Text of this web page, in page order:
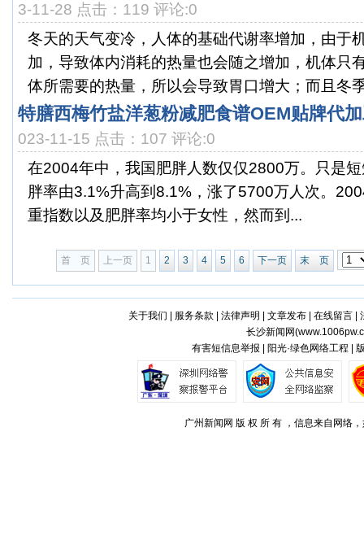
3-11-28 点击：119 评论:0
冬天的天气变冷，人体的基础代谢率增加，由于
加，导致体内消耗的热量也会随之增加，机体只
体所需要的热量，所以会导致胃口增大；而且冬
特膳西梅竹盐洋葱粉减肥食谱OEM贴牌代
023-11-15 点击：107 评论:0
在2004年中，我国肥胖人数仅仅2800万。只是
胖率由3.1%升高到8.1%，涨了5700万人次。
重指数以及肥胖率均小于女性，然而到...
首 页 上一页 1 2 3 4 5 6 下一页 末 页
关于我们 服务条款 法律声明 文章发布| 在线留言|
长沙新闻网(
有害短信息举报 | 阳光·绿色网络工程 |
广州新闻网 版 权 所 有 ，信息来自网络